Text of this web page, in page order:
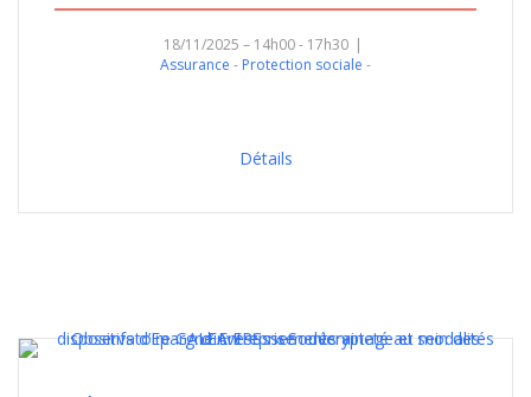
18/11/2025 – 14h00 - 17h30
Assurance
Protection sociale
Détails